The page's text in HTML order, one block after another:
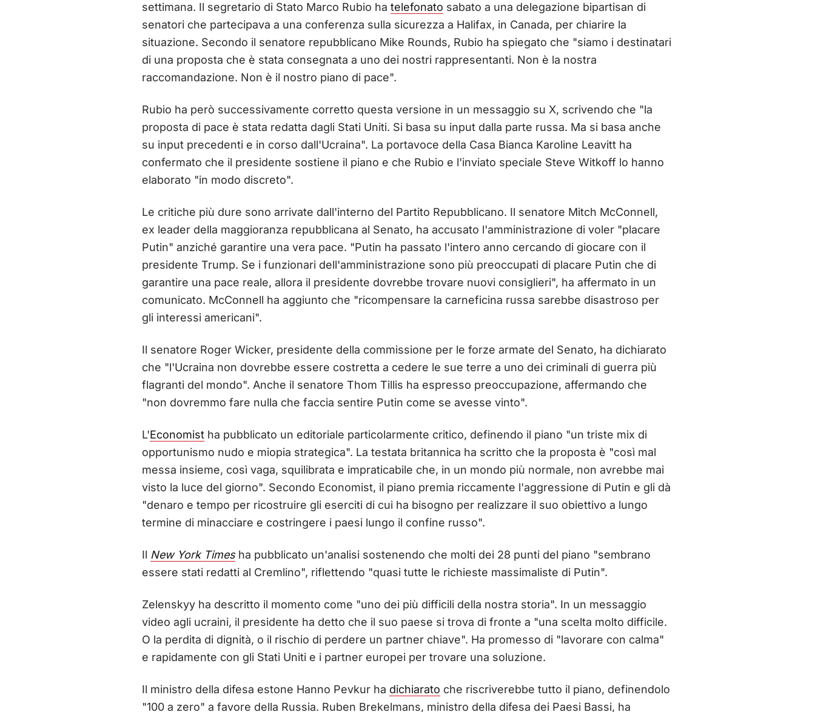
settimana. Il segretario di Stato Marco Rubio ha telefonato sabato a una delegazione bipartisan di
senatori che partecipava a una conferenza sulla sicurezza a Halifax, in Canada, per chiarire la
situazione. Secondo il senatore repubblicano Mike Rounds, Rubio ha spiegato che "siamo i destinatari
di una proposta che è stata consegnata a uno dei nostri rappresentanti. Non è la nostra
raccomandazione. Non è il nostro piano di pace".
Rubio ha però successivamente corretto questa versione in un messaggio su X, scrivendo che "la
proposta di pace è stata redatta dagli Stati Uniti. Si basa su input dalla parte russa. Ma si basa anche
su input precedenti e in corso dall'Ucraina". La portavoce della Casa Bianca Karoline Leavitt ha
confermato che il presidente sostiene il piano e che Rubio e l'inviato speciale Steve Witkoff lo hanno
elaborato "in modo discreto".
Le critiche più dure sono arrivate dall'interno del Partito Repubblicano. Il senatore Mitch McConnell,
ex leader della maggioranza repubblicana al Senato, ha accusato l'amministrazione di voler "placare
Putin" anziché garantire una vera pace. "Putin ha passato l'intero anno cercando di giocare con il
presidente Trump. Se i funzionari dell'amministrazione sono più preoccupati di placare Putin che di
garantire una pace reale, allora il presidente dovrebbe trovare nuovi consiglieri", ha affermato in un
comunicato. McConnell ha aggiunto che "ricompensare la carneficina russa sarebbe disastroso per
gli interessi americani".
Il senatore Roger Wicker, presidente della commissione per le forze armate del Senato, ha dichiarato
che "l'Ucraina non dovrebbe essere costretta a cedere le sue terre a uno dei criminali di guerra più
flagranti del mondo". Anche il senatore Thom Tillis ha espresso preoccupazione, affermando che
"non dovremmo fare nulla che faccia sentire Putin come se avesse vinto".
L'Economist ha pubblicato un editoriale particolarmente critico, definendo il piano "un triste mix di
opportunismo nudo e miopia strategica". La testata britannica ha scritto che la proposta è "così mal
messa insieme, così vaga, squilibrata e impraticabile che, in un mondo più normale, non avrebbe mai
visto la luce del giorno". Secondo Economist, il piano premia riccamente l'aggressione di Putin e gli dà
"denaro e tempo per ricostruire gli eserciti di cui ha bisogno per realizzare il suo obiettivo a lungo
termine di minacciare e costringere i paesi lungo il confine russo".
Il New York Timesha pubblicato un'analisi sostenendo che molti dei 28 punti del piano "sembrano
essere stati redatti al Cremlino", riflettendo "quasi tutte le richieste massimaliste di Putin".
Zelenskyy ha descritto il momento come "uno dei più difficili della nostra storia". In un messaggio
video agli ucraini, il presidente ha detto che il suo paese si trova di fronte a "una scelta molto difficile.
O la perdita di dignità, o il rischio di perdere un partner chiave". Ha promesso di "lavorare con calma"
e rapidamente con gli Stati Uniti e i partner europei per trovare una soluzione.
Il ministro della difesa estone Hanno Pevkur ha dichiarato che riscriverebbe tutto il piano, definendolo
"100 a zero" a favore della Russia. Ruben Brekelmans, ministro della difesa dei Paesi Bassi, ha